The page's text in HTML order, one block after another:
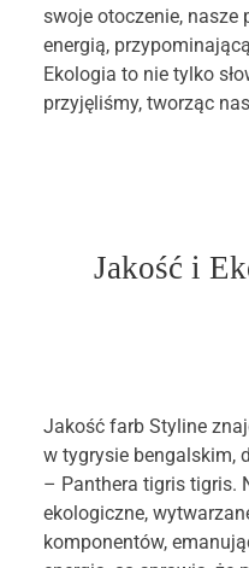
swoje otoczenie, nasze
energią,
Ekologia to nie tylko
przyjęliśmy, tworząc
Jakość i
Jakość farb Styline
w tygrysie bengalskim,
– Panthera tigris tigris.
ekologiczne,
komponentów,